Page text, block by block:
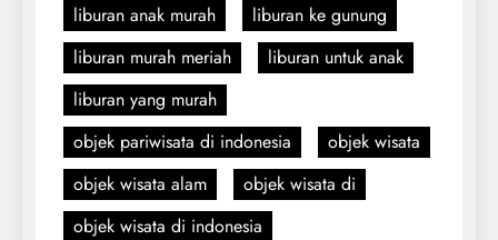
liburan anak murah
liburan ke gunung
liburan murah meriah
liburan untuk anak
liburan yang murah
objek pariwisata di indonesia
objek wisata
objek wisata alam
objek wisata di
objek wisata di indonesia